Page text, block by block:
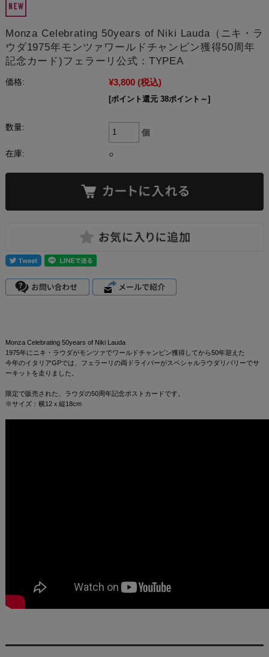
Monza Celebrating 50years of Niki Lauda（ニキ・ラ
ウダ1975年モンツァワールドチャンピン獲得50周年
記念カード)フェラーリ公式：TYPEA
価格: ¥3,800 (税込)
[ポイント還元 38ポイント～]
数量:
個
在庫: ○
Monza Celebrating 50years of Niki Lauda
1975年にニキ・ラウダがモンツァでワールドチャンピン獲得してから50年迎えた
今年のイタリアGPでは、フェラーリの両ドライバーがスペシャルラウダリバリーでサ
ーキットを走りました。
限定で販売された、ラウダの50周年記念ポストカードです。
※サイズ：横12ｘ縦18cm